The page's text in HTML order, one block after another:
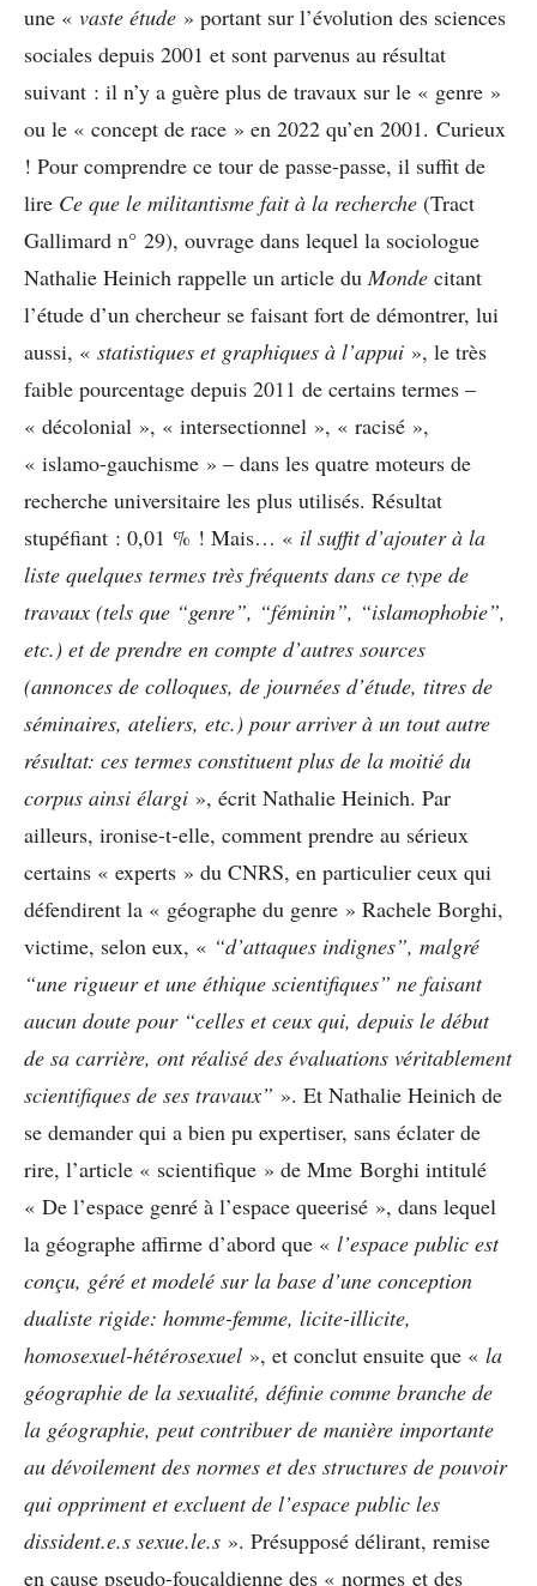
une « vaste étude » portant sur l’évolution des sciences
sociales depuis 2001 et sont parvenus au résultat
suivant : il n’y a guère plus de travaux sur le « genre »
ou le « concept de race » en 2022 qu’en 2001. Curieux
! Pour comprendre ce tour de passe-passe, il suffit de
lire Ce que le militantisme fait à la recherche (Tract
Gallimard n° 29), ouvrage dans lequel la sociologue
Nathalie Heinich rappelle un article du Monde citant
l’étude d’un chercheur se faisant fort de démontrer, lui
aussi, « statistiques et graphiques à l’appui », le très
faible pourcentage depuis 2011 de certains termes –
« décolonial », « intersectionnel », « racisé »,
« islamo-gauchisme » – dans les quatre moteurs de
recherche universitaire les plus utilisés. Résultat
stupéfiant : 0,01 % ! Mais… « il suffit d’ajouter à la
liste quelques termes très fréquents dans ce type de
travaux (tels que “genre”, “féminin”, “islamophobie”,
etc.) et de prendre en compte d’autres sources
(annonces de colloques, de journées d’étude, titres de
séminaires, ateliers, etc.) pour arriver à un tout autre
résultat: ces termes constituent plus de la moitié du
corpus ainsi élargi », écrit Nathalie Heinich. Par
ailleurs, ironise-t-elle, comment prendre au sérieux
certains « experts » du CNRS, en particulier ceux qui
défendirent la « géographe du genre » Rachele Borghi,
victime, selon eux, « “d’attaques indignes”, malgré
“une rigueur et une éthique scientifiques” ne faisant
aucun doute pour “celles et ceux qui, depuis le début
de sa carrière, ont réalisé des évaluations véritablement
scientifiques de ses travaux” ». Et Nathalie Heinich de
se demander qui a bien pu expertiser, sans éclater de
rire, l’article « scientifique » de Mme Borghi intitulé
« De l’espace genré à l’espace queerisé », dans lequel
la géographe affirme d’abord que « l’espace public est
conçu, géré et modelé sur la base d’une conception
dualiste rigide: homme-femme, licite-illicite,
homosexuel-hétérosexuel », et conclut ensuite que « la
géographie de la sexualité, définie comme branche de
la géographie, peut contribuer de manière importante
au dévoilement des normes et des structures de pouvoir
qui oppriment et excluent de l’espace public les
dissident.e.s sexue.le.s ». Présupposé délirant, remise
en cause pseudo-foucaldienne des « normes et des